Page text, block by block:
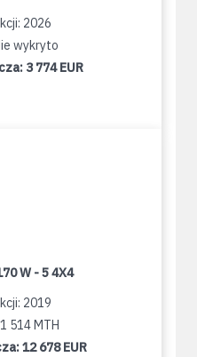
2026
wykryto
3 774 EUR
W - 5 4X4
2019
514 MTH
12 678 EUR